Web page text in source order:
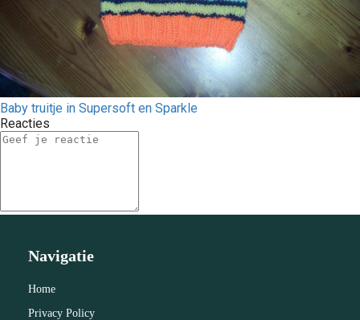
Baby truitje in Supersoft en Sparkle
Reacties
Navigatie
Home
Privacy Policy